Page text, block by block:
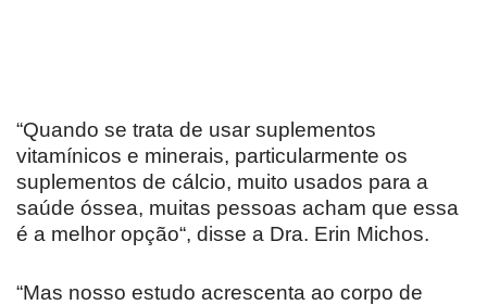
“Quando se trata de usar suplementos
vitamínicos e minerais, particularmente os
suplementos de cálcio, muito usados para a
saúde óssea, muitas pessoas acham que essa
é a melhor opção“, disse a Dra. Erin Michos.
“Mas nosso estudo acrescenta ao corpo de